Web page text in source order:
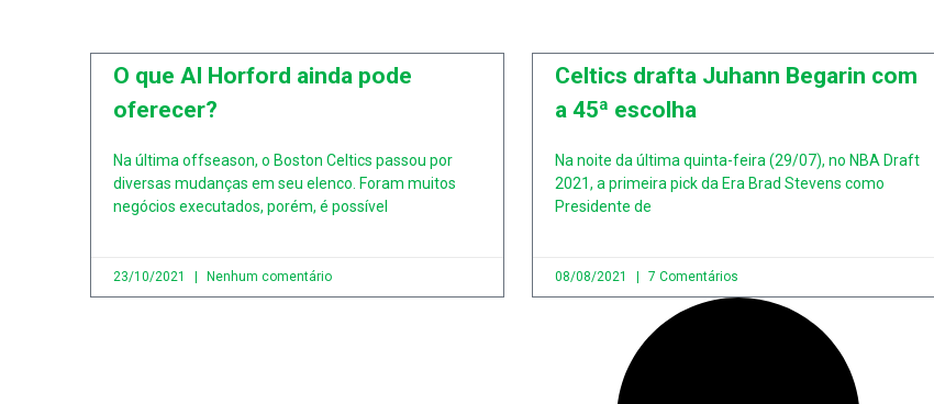
O que Al Horford ainda pode
oferecer?
Na última offseason, o Boston Celtics passou por
diversas mudanças em seu elenco. Foram muitos
negócios executados, porém, é possível
23/10/2021 Nenhum comentário
Celtics drafta Juhann Begarin com
a 45ª escolha
Na noite da última quinta-feira (29/07), no NBA Draft
2021, a primeira pick da Era Brad Stevens como
Presidente de
08/08/2021 7 Comentários